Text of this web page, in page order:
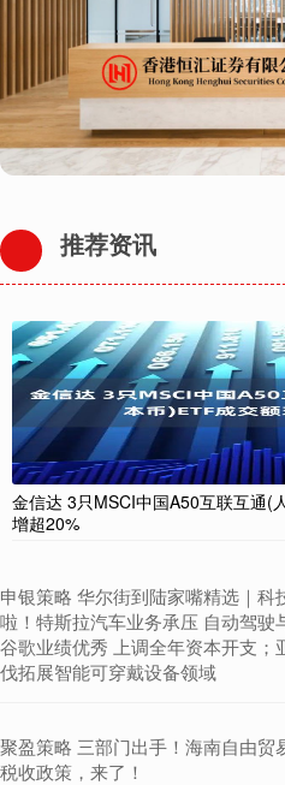
推荐资讯
金信达 3只MSCI中国A50互联互通(
增超20%
申银策略 华尔街到陆家嘴精选｜科
啦！特斯拉汽车业务承压 自动驾驶
谷歌业绩优秀 上调全年资本开支；
伐拓展智能可穿戴设备领域
聚盈策略 三部门出手！海南自由贸
税收政策，来了！